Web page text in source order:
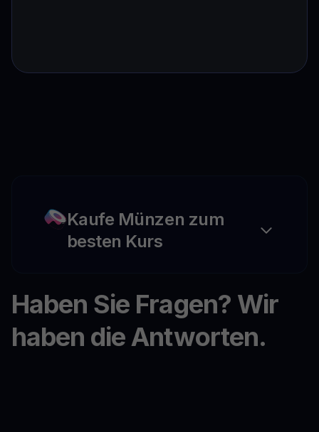
Kaufe Münzen zum
besten Kurs
Haben Sie Fragen? Wir
haben die Antworten.